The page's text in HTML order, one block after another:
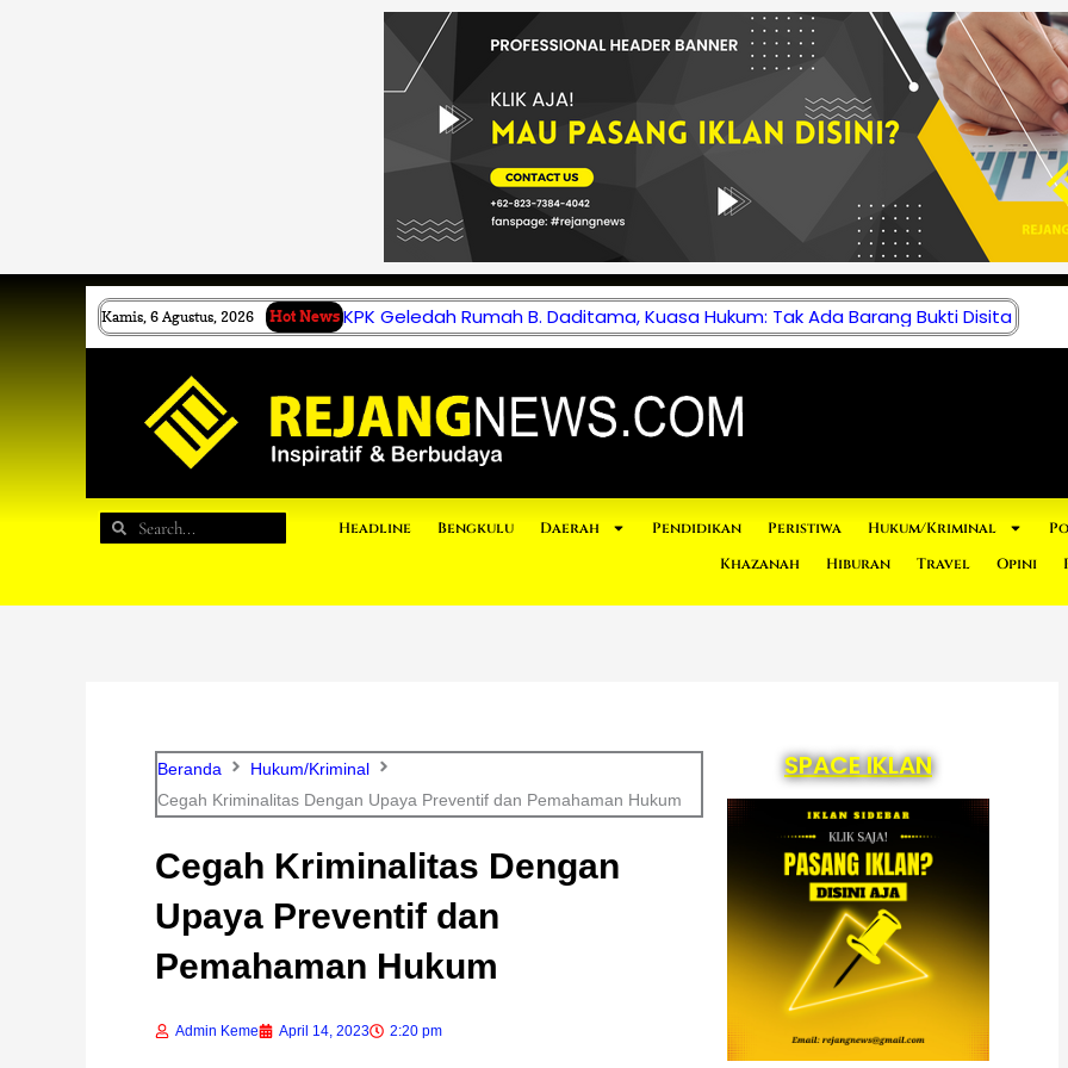
Kamis, 6 Agustus, 2026 Hot News KPK Geledah Rumah B. Daditama, Kuasa Hukum: Tak Ada Barang Bukti Disita
Search
Search Headline Bengkulu Daerah Pendidikan Peristiwa Hukum/Kriminal
Khazanah
Hiburan Travel Opini
Beranda
Hukum/Kriminal
Cegah Kriminalitas Dengan Upaya Preventif dan Pemahaman Hukum
Cegah Kriminalitas Dengan
Upaya Preventif dan
Pemahaman Hukum
Admin Keme April 14, 2023 2:20 pm
SPACE IKLAN